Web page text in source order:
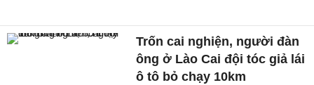
Trốn cai nghiện, người đàn
ông ở Lào Cai đội tóc giả lái
ô tô bỏ chạy 10km